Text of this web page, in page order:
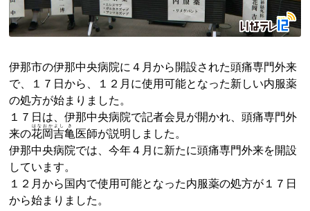
伊那市の伊那中央病院に４月から開設された頭痛専門外来
で、１７日から、１２月に使用可能となった新しい内服薬
の処方が始まりました。
１７日は、伊那中央病院で記者会見が開かれ、頭痛専門外
来の花岡
はなおか
吉
よし
亀
き
医師が説明しました。
伊那中央病院では、今年４月に新たに頭痛専門外来を開設
しています。
１２月から国内で使用可能となった内服薬の処方が１７日
から始まりました。